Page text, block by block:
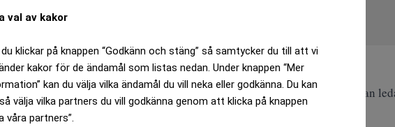
val av kakor
klickar på knappen “Godkänn och stäng” så samtycker du till att vi
kakor för de ändamål som listas nedan. Under knappen “Mer
kan du välja vilka ändamål du vill neka eller godkänna. Du kan
välja vilka partners du vill godkänna genom att klicka på knappen
våra partners”.
finansinstitut utan även anställda och underleverantörer.
underleverantörer som Kedali har tvingats stoppa produktionen, vilket kan
skriver Dagens Arbete